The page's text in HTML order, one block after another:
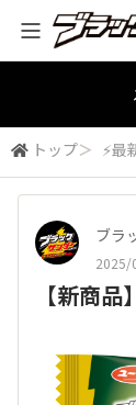
トップ＞ ⚡最
ブラ
2025/
【新商